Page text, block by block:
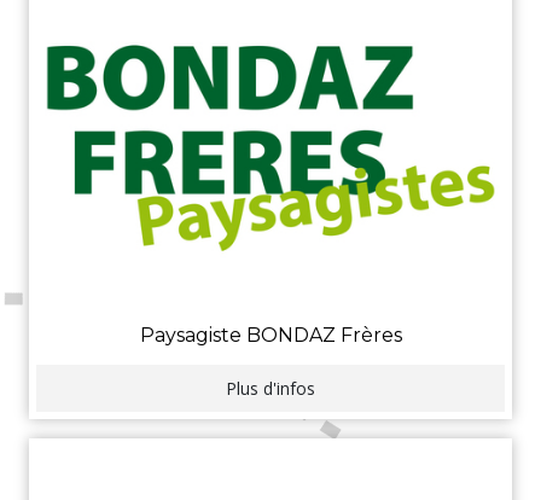
Paysagiste BONDAZ Frères
Plus d'infos